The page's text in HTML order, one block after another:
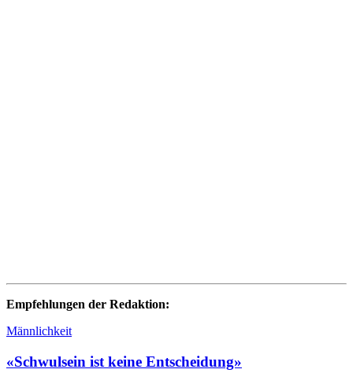
Empfehlungen der Redaktion:
Männlichkeit
«Schwulsein ist keine Entscheidung»